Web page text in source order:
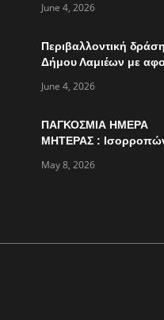
June 4, 2026
Περιβαλλοντική
Δήμου Λαμιέων με
περιβάλλοντος
June 4, 2026
ΠΑΓΚΟΣΜΙΑ ΗΜΕΡΑ
ΜΗΤΕΡΑΣ :
May 8, 2026